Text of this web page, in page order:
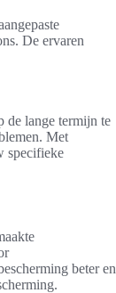
De ervaren
de lange termijn te
Met
specifieke
beter en